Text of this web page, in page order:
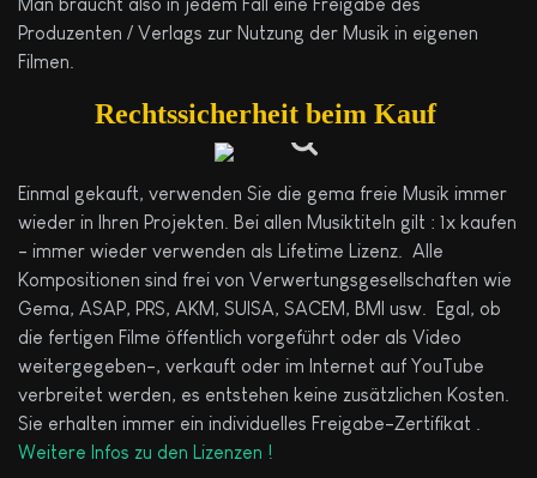
Produzenten / Verlags zur Nutzung der Musik in eigenen
Filmen.
Rechtssicherheit beim Kauf
Einmal gekauft, verwenden Sie die gema freie Musik immer
wieder in Ihren Projekten. Bei allen Musiktiteln gilt : 1x kaufen
- immer wieder verwenden als Lifetime Lizenz. Alle
Kompositionen sind frei von Verwertungsgesellschaften wie
Gema, ASAP, PRS, AKM, SUISA, SACEM, BMI usw. Egal, ob
die fertigen Filme öffentlich vorgeführt oder als Video
weitergegeben-, verkauft oder im Internet auf YouTube
verbreitet werden, es entstehen keine zusätzlichen Kosten.
Sie erhalten immer ein individuelles Freigabe-Zertifikat .
Weitere Infos zu den Lizenzen !